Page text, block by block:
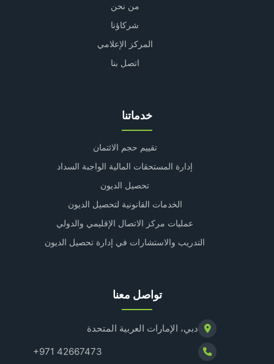
من نحن
شركاؤنا
المركز الإعلامي
اتصل بنا
خدماتنا
تقييم حجم الائتمان
إدارة المستحقات المالية الواجبة السداد
تحصيل الديون
الخدمات القانونية لتحصيل الديون
عمليات مركز الاتصال الإقليمي والدولي
التدريب والاستشارات في إدارة تحصيل الديون
تواصل معنا
دبي، الإمارات العربية المتحدة
+971 42667473